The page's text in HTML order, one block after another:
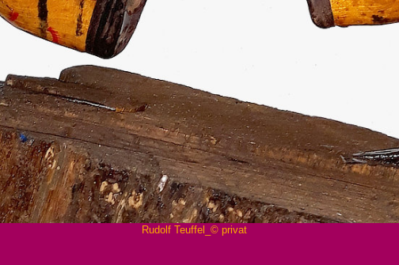
Rudolf Teuffel_© privat